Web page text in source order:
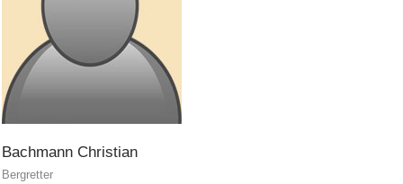
Einsätze
Bachmann Christian
Bergretter